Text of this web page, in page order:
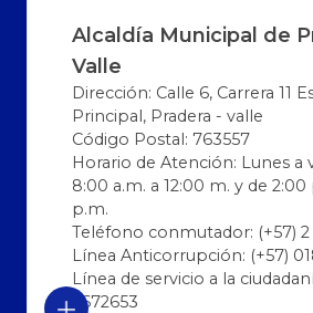
Alcaldía Municipal de
Valle
Dirección: Calle 6, Carrera 11
Principal, Pradera - valle
Código Postal: 763557
Horario de Atención: Lunes a
8:00 a.m. a 12:00 m. y de 2:00
p.m.
Teléfono conmutador: (+57) 2
Línea Anticorrupción: (+57)
Línea de servicio a la
2672653